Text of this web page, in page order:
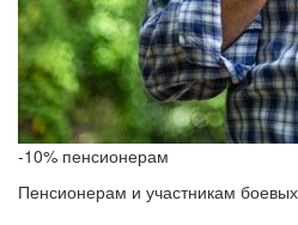
-10% пенсионерам
Пенсионерам и участникам